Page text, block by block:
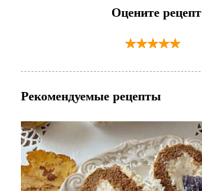
Оцените рецепт
Рекомендуемые рецепты